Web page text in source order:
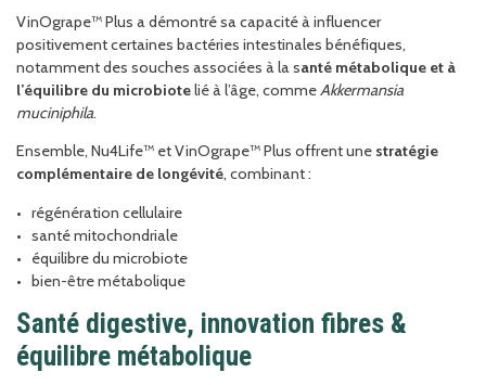
VinOgrape™ Plus a démontré sa capacité à influencer
positivement certaines bactéries intestinales bénéfiques,
notamment des souches associées à la santé métabolique et à
l’équilibre du microbiotelié à l’âge, commeAkkermansia
muciniphila.
Ensemble, Nu4Life™ et VinOgrape™ Plus offrent une stratégie
complémentaire de longévité, combinant :
régénération cellulaire
santé mitochondriale
équilibre du microbiote
bien-être métabolique
Santé digestive, innovation fibres &
équilibre métabolique